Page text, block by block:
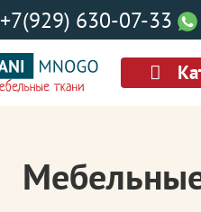
+7(929) 630-07-33